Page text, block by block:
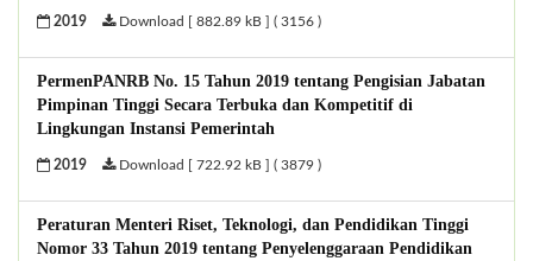
2019 Download [ 882.89 kB ] ( 3156 )
PermenPANRB No. 15 Tahun 2019 tentang Pengisian Jabatan
Pimpinan Tinggi Secara Terbuka dan Kompetitif di
Lingkungan Instansi Pemerintah
2019 Download [ 722.92 kB ] ( 3879 )
Peraturan Menteri Riset, Teknologi, dan Pendidikan Tinggi
Nomor 33 Tahun 2019 tentang Penyelenggaraan Pendidikan